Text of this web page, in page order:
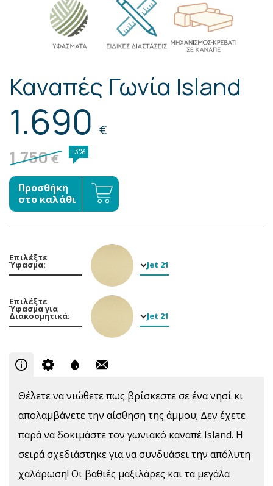
Καναπές Γωνία Island
1.690 €
1.750€ -3%
Προσθήκη
στο καλάθι
Επιλέξτε
Ύφασμα: Jet 21
Επιλέξτε
Ύφασμα για
Διακοσμητικά: Jet 21
Θέλετε να νιώθετε πως βρίσκεστε σε ένα νησί κι
απολαμβάνετε την αίσθηση της άμμου; Δεν έχετε
παρά να δοκιμάστε τον γωνιακό καναπέ Island. Η
σειρά σχεδιάστηκε για να συνδυάσει την απόλυτη
χαλάρωση! Οι βαθιές μαξιλάρες και τα μεγάλα